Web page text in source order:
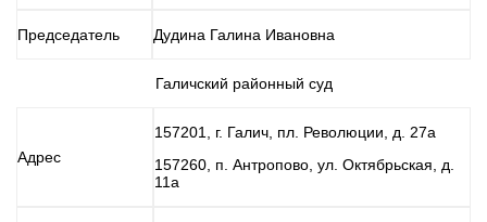
Председатель Дудина Галина Ивановна
Галичский районный суд
Адрес
157201, г. Галич, пл. Революции, д. 27а
157260, п. Антропово, ул. Октябрьская, д.
11а